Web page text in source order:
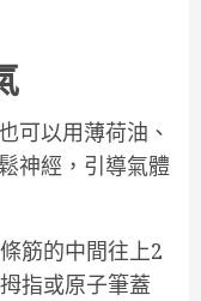
可以用薄荷油、
神經，引導氣體
筋的中間往上2
指或原子筆蓋